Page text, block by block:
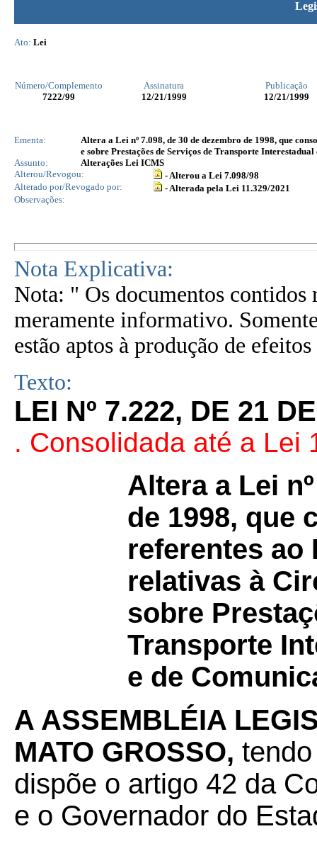
Ato: Lei
Número/Complemento Assinatura
Publicação
7222/99 12/21/1999 12/21/1999
Ementa:
Altera a Lei nº 7.098, de 30 de dezembro de 1998, que
e sobre Prestações de Serviços de Transporte
Assunto:
Alterações Lei ICMS
Alterou/Revogou:
- Alterou a Lei 7.098/98
Alterado por/Revogado por:
- Alterada pela Lei 11.329/2021
Observações:
Nota Explicativa:
Nota: " Os documentos contidos
meramente informativo.
estão aptos à produção de
Texto:
LEI Nº 7.222, DE 21
. Consolidada até a Lei
Altera a Lei
de 1998, que
referentes ao
relativas à
sobre
Transporte
e de
A ASSEMBLÉIA
MATO GROSSO,
dispõe o artigo 42 da
e o Governador do